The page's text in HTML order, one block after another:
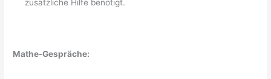
zusätzliche Hilfe benötigt.
Mathe-Gespräche: